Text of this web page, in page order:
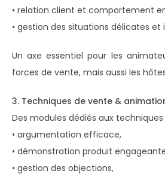
• relation client et comportement
• gestion des situations délicates et
Un axe essentiel pour les
forces de vente, mais aussi les
3. Techniques de vente &
Des modules dédiés aux
• argumentation efficace,
• démonstration produit
• gestion des objections,